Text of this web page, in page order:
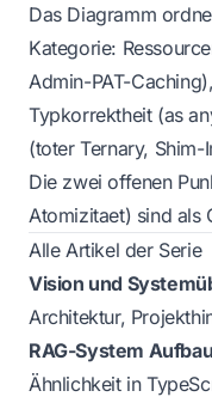
Das Diagramm
Kategorie:
Admin-PAT-
Typkorrektheit (as
(toter Ternary,
Die zwei offenen
Atomizitaet) sind als
Alle Artikel der Serie
Vision und
Architektur,
RAG-System Aufbau
Ähnlichkeit in